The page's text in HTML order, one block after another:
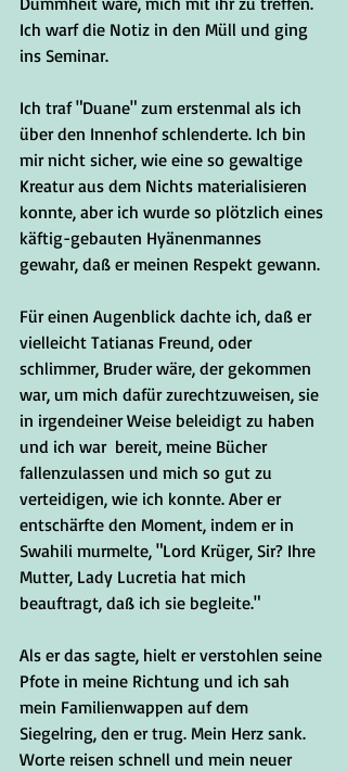
Ich warf die Notiz in den Müll und ging
ins Seminar.
Ich traf "Duane" zum erstenmal als ich
über den Innenhof schlenderte. Ich bin
mir nicht sicher, wie eine so gewaltige
Kreatur aus dem Nichts materialisieren
konnte, aber ich wurde so plötzlich eines
käftig-gebauten Hyänenmannes
gewahr, daß er meinen Respekt gewann.
Für einen Augenblick dachte ich, daß er
vielleicht Tatianas Freund, oder
schlimmer, Bruder wäre, der gekommen
war, um mich dafür zurechtzuweisen, sie
in irgendeiner Weise beleidigt zu haben
und ich war  bereit, meine Bücher
fallenzulassen und mich so gut zu
verteidigen, wie ich konnte. Aber er
entschärfte den Moment, indem er in
Swahili murmelte, "Lord Krüger, Sir? Ihre
Mutter, Lady Lucretia hat mich
beauftragt, daß ich sie begleite."
Als er das sagte, hielt er verstohlen seine
Pfote in meine Richtung und ich sah
mein Familienwappen auf dem
Siegelring, den er trug. Mein Herz sank.
Worte reisen schnell und mein neuer